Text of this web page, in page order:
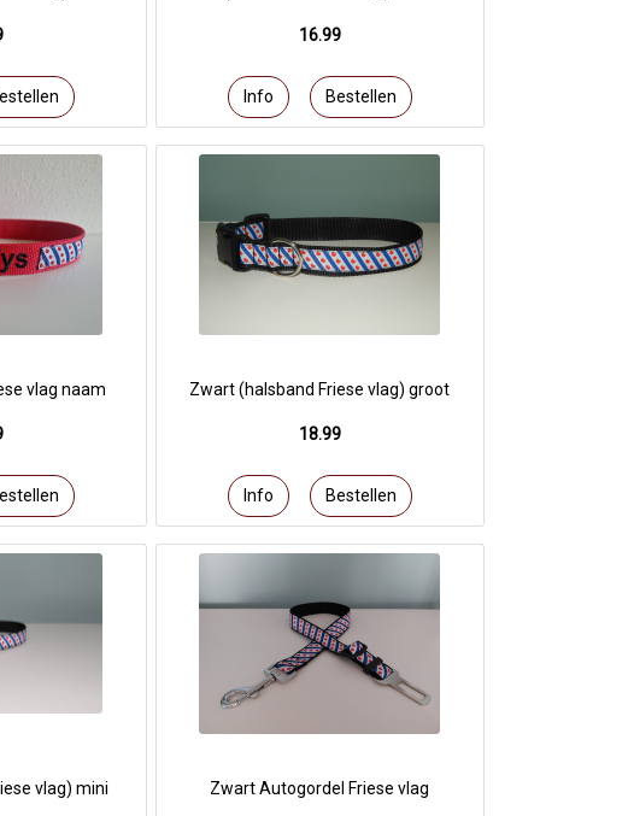
16.99
vlag naam Zwart (halsband Friese vlag) groot
18.99
vlag) mini Zwart Autogordel Friese vlag